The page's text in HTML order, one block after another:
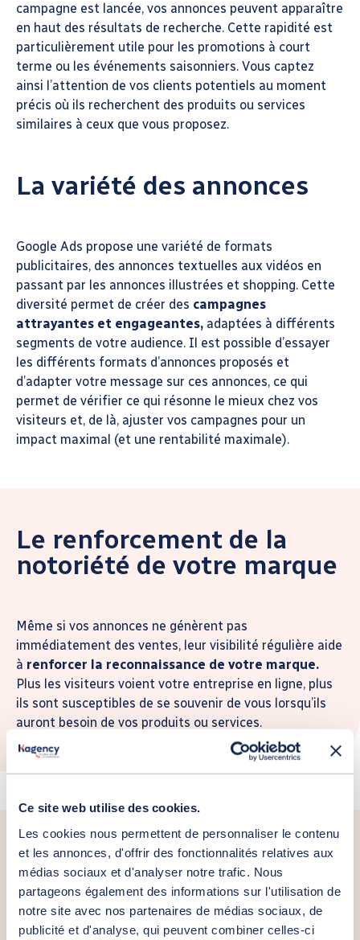
Ce site web utilise des cookies.
Les cookies nous permettent de personnaliser le contenu
et les annonces, d'offrir des fonctionnalités relatives aux
médias sociaux et d'analyser notre trafic. Nous
partageons également des informations sur l'utilisation de
notre site avec nos partenaires de médias sociaux, de
publicité et d'analyse, qui peuvent combiner celles-ci
campagne est lancée, vos annonces peuvent apparaître
en haut des résultats de recherche. Cette rapidité est
particulièrement utile pour les promotions à court
terme ou les événements saisonniers. Vous captez
ainsi l’attention de vos clients potentiels au moment
précis où ils recherchent des produits ou services
similaires à ceux que vous proposez.
La variété des annonces
Google Ads propose une variété de formats
publicitaires, des annonces textuelles aux vidéos en
passant par les annonces illustrées et shopping. Cette
diversité permet de créer des campagnes
attrayantes et engageantes, adaptées à différents
segments de votre audience. Il est possible d’essayer
les différents formats d’annonces proposés et
d’adapter votre message sur ces annonces, ce qui
permet de vérifier ce qui résonne le mieux chez vos
visiteurs et, de là, ajuster vos campagnes pour un
impact maximal (et une rentabilité maximale).
Le renforcement de la
notoriété de votre marque
Même si vos annonces ne génèrent pas
immédiatement des ventes, leur visibilité régulière aide
à renforcer la reconnaissance de votre marque.
Plus les visiteurs voient votre entreprise en ligne, plus
ils sont susceptibles de se souvenir de vous lorsqu’ils
auront besoin de vos produits ou services.
Cas d’école
Après trois mois de campagnes ayant permis de